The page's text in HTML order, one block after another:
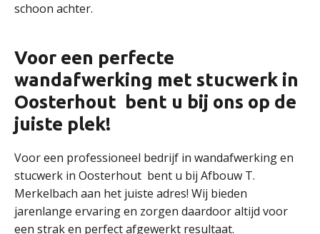
schoon achter.
Voor een perfecte
wandafwerking met stucwerk in
Oosterhout bent u bij ons op de
juiste plek!
Voor een professioneel bedrijf in wandafwerking en
stucwerk in Oosterhout bent u bij Afbouw T.
Merkelbach aan het juiste adres! Wij bieden
jarenlange ervaring en zorgen daardoor altijd voor
een strak en perfect afgewerkt resultaat.